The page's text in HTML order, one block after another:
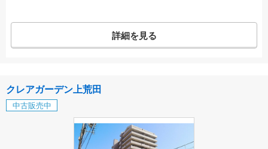
詳細を見る
クレアガーデン上荒田
中古販売中